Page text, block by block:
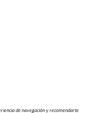
de navegación y recomendarte